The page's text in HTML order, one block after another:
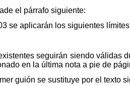
el párrafo siguiente:
se aplicarán los siguientes
seguirán siendo válidas
en la última nota a pie de
guión se sustituye por el texto